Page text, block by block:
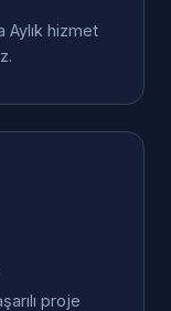
hizmet
proje